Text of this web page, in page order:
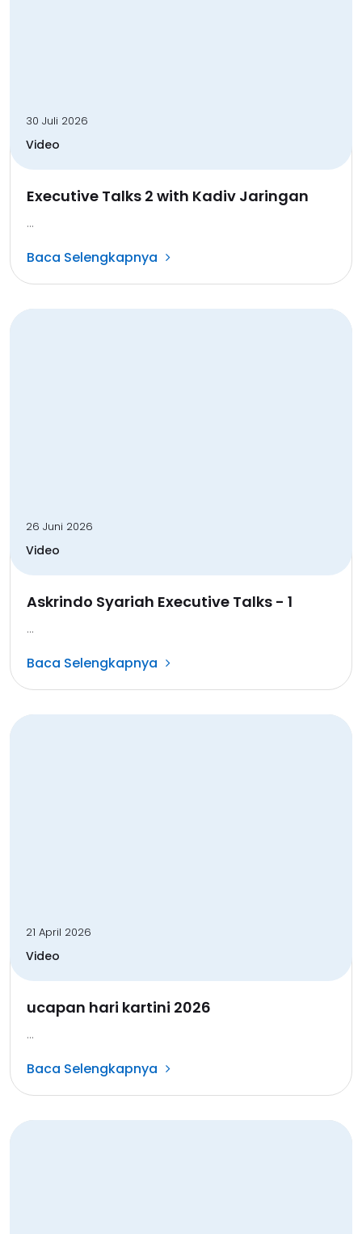
30 Juli 2026
Video
Executive Talks 2 with Kadiv Jaringan
...
Baca Selengkapnya
26 Juni 2026
Video
Askrindo Syariah Executive Talks - 1
...
Baca Selengkapnya
21 April 2026
Video
ucapan hari kartini 2026
...
Baca Selengkapnya